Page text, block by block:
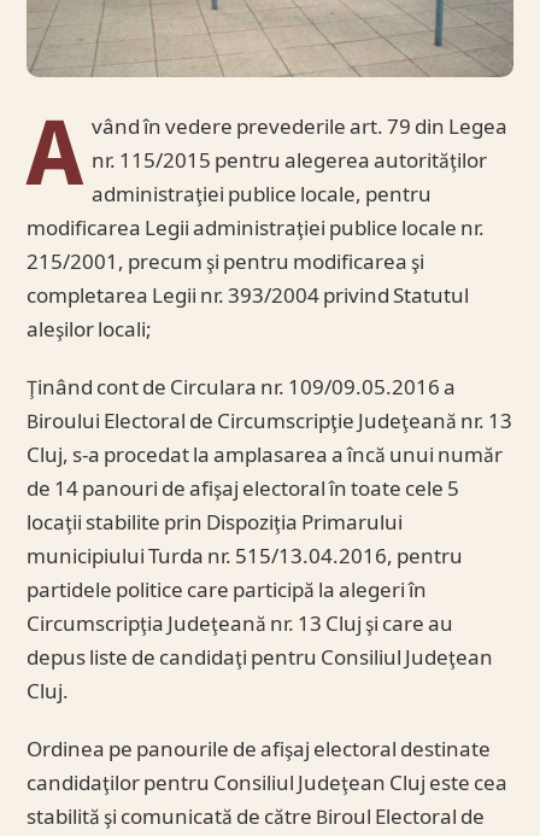
A vând în vedere prevederile art. 79 din Legea
nr. 115/2015 pentru alegerea autorităţilor
administraţiei publice locale, pentru
modificarea Legii administraţiei publice locale nr.
215/2001, precum şi pentru modificarea şi
completarea Legii nr. 393/2004 privind Statutul
aleşilor locali;
Ţinând cont de Circulara nr. 109/09.05.2016 a
Biroului Electoral de Circumscripţie Judeţeană nr. 13
Cluj, s-a procedat la amplasarea a încă unui număr
de 14 panouri de afişaj electoral în toate cele 5
locaţii stabilite prin Dispoziţia Primarului
municipiului Turda nr. 515/13.04.2016, pentru
partidele politice care participă la alegeri în
Circumscripţia Judeţeană nr. 13 Cluj şi care au
depus liste de candidaţi pentru Consiliul Judeţean
Cluj.
Ordinea pe panourile de afişaj electoral destinate
candidaţilor pentru Consiliul Judeţean Cluj este cea
stabilită şi comunicată de către Biroul Electoral de